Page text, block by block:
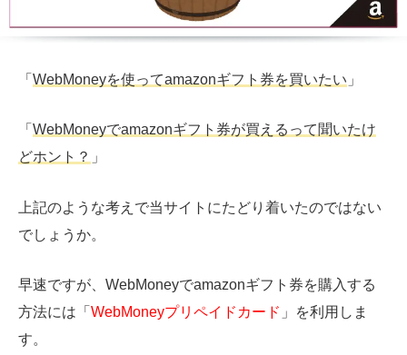
「 WebMoneyを使ってamazonギフト券を買いたい 」
「 WebMoneyでamazonギフト券が買えるって聞いたけ
どホント？ 」
上記のような考えで当サイトにたどり着いたのではない
でしょうか。
早速ですが、WebMoneyでamazonギフト券を購入する
方法には「 WebMoneyプリペイドカード 」を利用しま
す。